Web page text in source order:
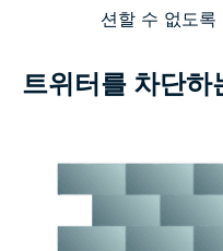
션할 수 없도록
트위터를 차단하